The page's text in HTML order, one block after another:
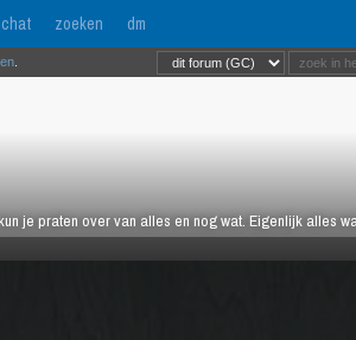
chat zoeken dm
je praten over van alles en nog wat. Eigenlijk alles